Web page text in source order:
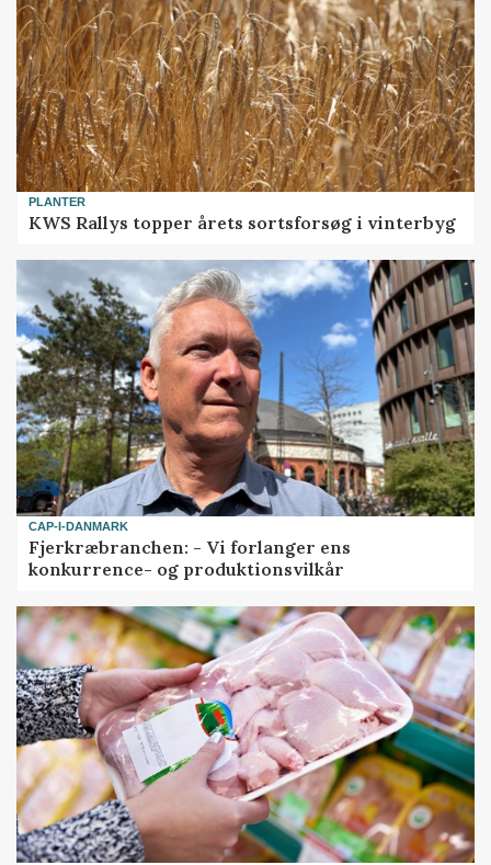
PLANTER
KWS Rallys topper årets sortsforsøg i vinterbyg
CAP-I-DANMARK
Fjerkræbranchen: - Vi forlanger ens
konkurrence- og produktionsvilkår